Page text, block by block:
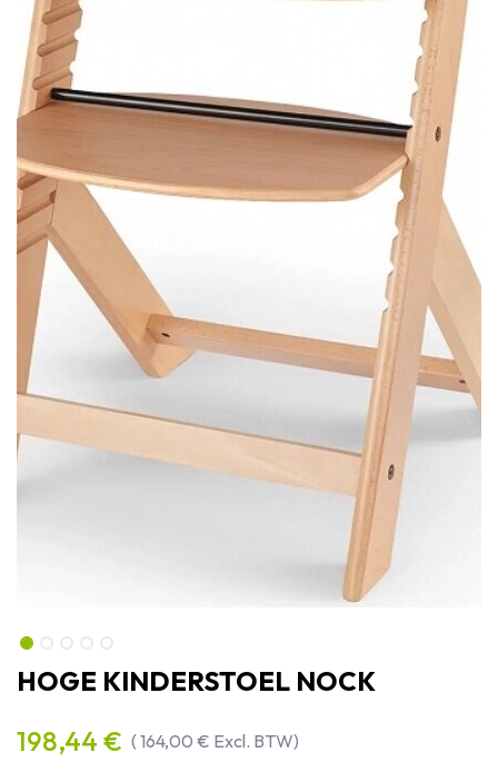
HOGE KINDERSTOEL NOCK
198,44 € (164,00 € Excl. BTW)